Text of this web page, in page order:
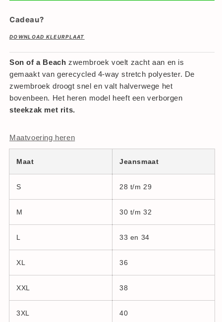
Cadeau?
DOWNLOAD KLEURPLAAT
Son of a Beach zwembroek voelt zacht aan en is
gemaakt van gerecycled 4-way stretch polyester. De
zwembroek droogt snel en valt halverwege het
bovenbeen. Het heren model heeft een verborgen
steekzak met rits.
Maatvoering heren
Maat Jeansmaat
S 28 t/m 29
M 30 t/m 32
L 33 en 34
XL 36
XXL 38
3XL 40